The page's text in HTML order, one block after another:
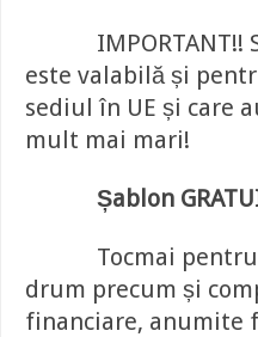
IMPORTANT!!
este valabilă și
sediul în UE și care
mult mai mari!
Șablon
Tocmai
drum precum și
financiare, anumite